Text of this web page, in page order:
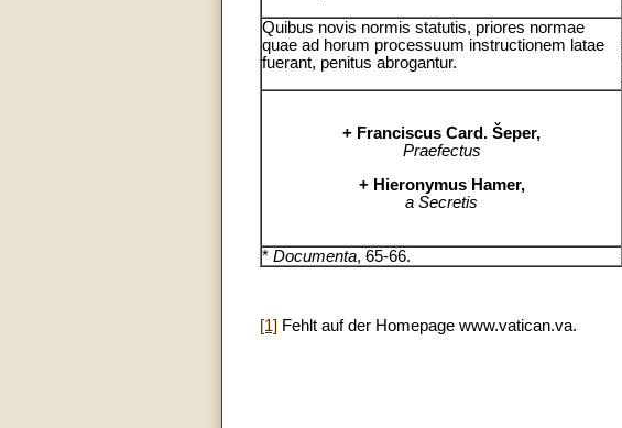
Quibus novis normis statutis, priores normae
quae ad horum processuum instructionem latae
fuerant, penitus abrogantur.
+ Franciscus Card. Šeper,
Praefectus
+ Hieronymus Hamer,
a Secretis
* Documenta, 65-66.
[1] Fehlt auf der Homepage www.vatican.va.